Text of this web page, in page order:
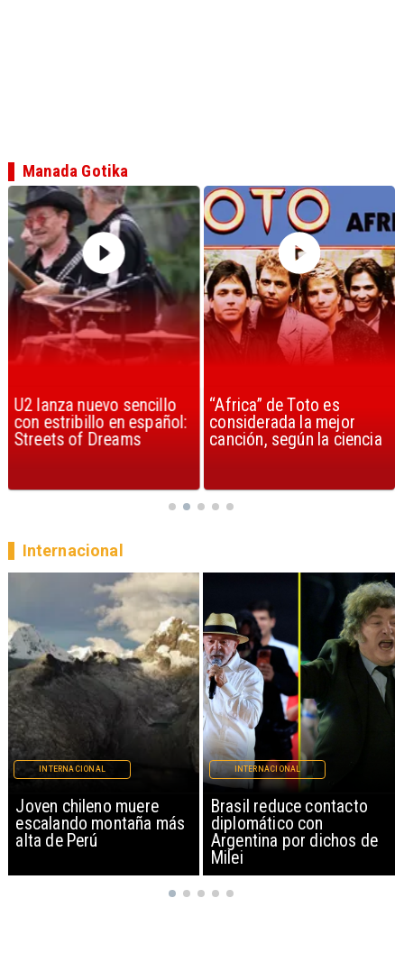
U2 lanza nuevo sencillo
con estribillo en español:
Streets of Dreams
“Africa” de Toto es
considerada la mejor
canción, según la ciencia
Manada Gotika
Brasil reduce contacto
diplomático con
Argentina por dichos de
INTERNACIONAL
China restringe
exportación de drones a
EEUU y sanciona
empresas
INTERNACIONAL
Internacional